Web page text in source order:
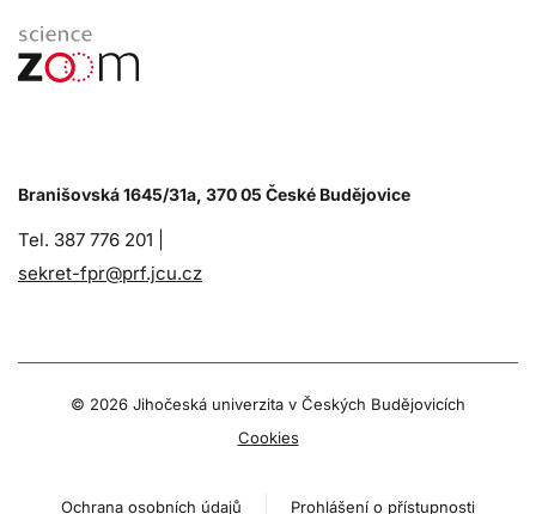
Branišovská 1645/31a, 370 05 České Budějovice
Tel. 387 776 201 |
sekret-fpr@prf.jcu.cz
© 2026 Jihočeská univerzita v Českých Budějovicích
Cookies
Ochrana osobních údajů Prohlášení o přístupnosti